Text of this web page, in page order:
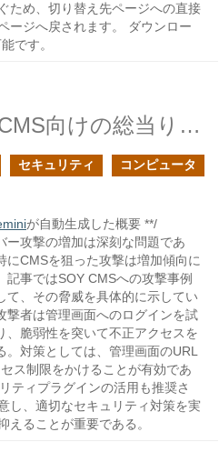
ため、切り替え先ページへの直接
ージへ戻されます。 ダウンロー
です。
【SEO対策】他のCMS向けの総当り攻撃を避ける
セキュリティ
コンピュータ
が自動生成した概要 **/
ー攻撃の増加は深刻な問題であ
にCMSを狙った攻撃は増加傾向に
記事ではSOY CMSへの攻撃事例
て、その脅威を具体的に示してい
撃者は管理画面へのログインを試
、脆弱性を突いて不正アクセスを
。対策としては、管理画面のURL
ス制限をかけることが有効であ
ティプラグインの活用も推奨さ
し、適切なセキュリティ対策を実
えることが重要である。